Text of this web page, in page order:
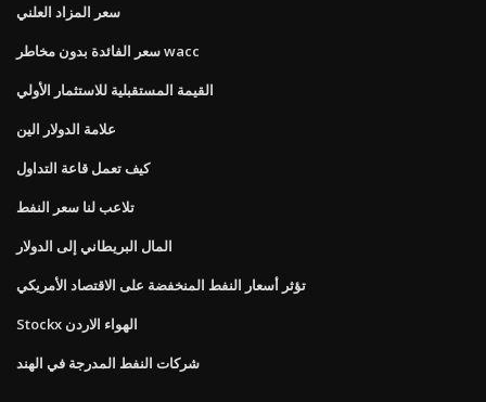
سعر المزاد العلني
سعر الفائدة بدون مخاطر wacc
القيمة المستقبلية للاستثمار الأولي
علامة الدولار الين
كيف تعمل قاعة التداول
تلاعب لنا سعر النفط
المال البريطاني إلى الدولار
تؤثر أسعار النفط المنخفضة على الاقتصاد الأمريكي
Stockx الهواء الاردن
شركات النفط المدرجة في الهند